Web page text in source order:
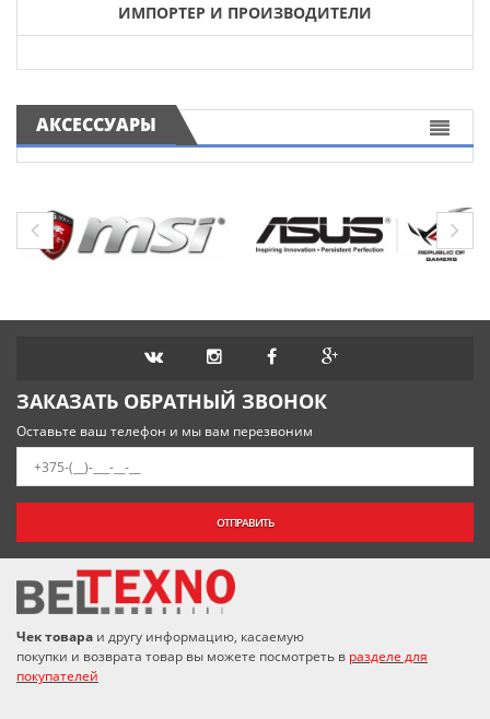
ИМПОРТЕР И ПРОИЗВОДИТЕЛИ
АКСЕССУАРЫ
ЗАКАЗАТЬ ОБРАТНЫЙ ЗВОНОК
Оставьте ваш телефон и мы вам перезвоним
ОТПРАВИТЬ
Чек товара и другу информацию, касаемую
покупки и возврата товар вы можете посмотреть в разделе для
покупателей